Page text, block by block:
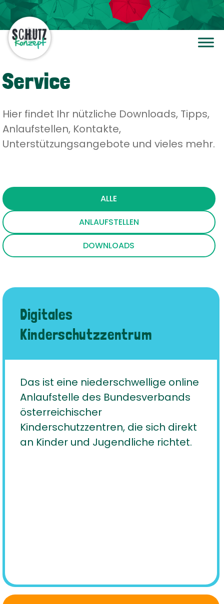
Service
Hier findet Ihr nützliche Downloads, Tipps,
Anlaufstellen, Kontakte,
Unterstützungsangebote und vieles mehr.
ALLE
ANLAUFSTELLEN
DOWNLOADS
Digitales
Kinderschutzzentrum
Das ist eine niederschwellige online
Anlaufstelle des Bundesverbands
österreichischer
Kinderschutzzentren, die sich direkt
an Kinder und Jugendliche richtet.